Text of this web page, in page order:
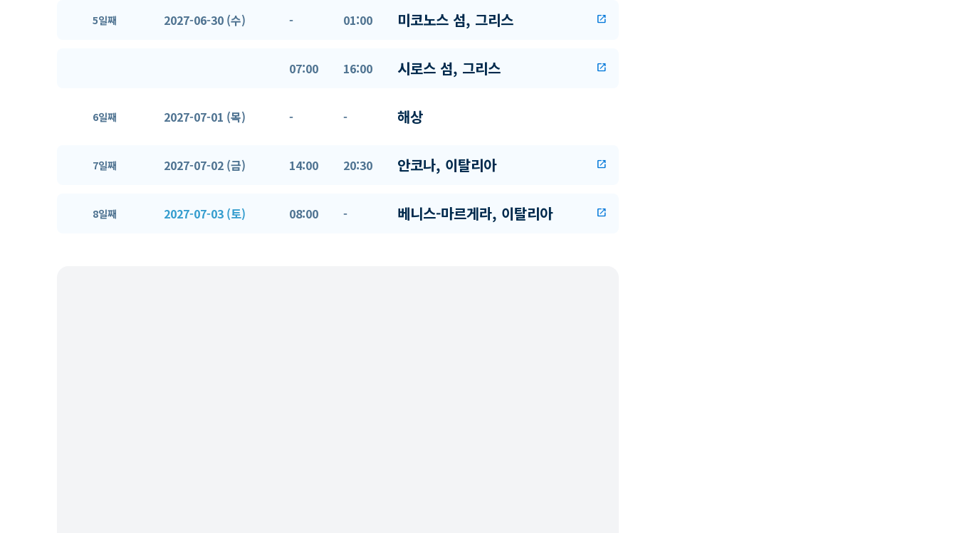
5일째 2027-06-30 (수) - 01:00 미코노스 섬, 그리스 open_in_new
07:00 16:00 시로스 섬, 그리스 open_in_new
6일째 2027-07-01 (목) - - 해상
7일째 2027-07-02 (금) 14:00 20:30 안코나, 이탈리아 open_in_new
8일째 2027-07-03 (토) 08:00 - 베니스-마르게라, 이탈리아 open_in_new